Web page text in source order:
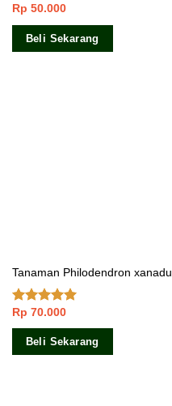
Dinilai
4.33dari
Rp 50.000
Beli Sekarang
Tanaman Philodendron xanadu
Dinilai4.83
dari 5
Rp 70.000
Beli Sekarang